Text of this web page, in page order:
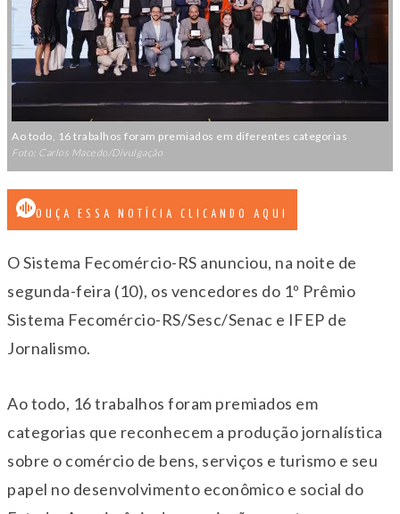
Ao todo, 16 trabalhos foram premiados em diferentes categorias
Foto: Carlos Macedo/Divulgação
OUÇA ESSA NOTÍCIA CLICANDO AQUI
O Sistema Fecomércio-RS anunciou, na noite de
segunda-feira (10), os vencedores do 1º Prêmio
Sistema Fecomércio-RS/Sesc/Senac e IFEP de
Jornalismo.
Ao todo, 16 trabalhos foram premiados em
categorias que reconhecem a produção jornalística
sobre o comércio de bens, serviços e turismo e seu
papel no desenvolvimento econômico e social do